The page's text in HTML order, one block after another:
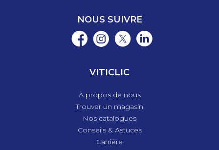
NOUS SUIVRE
VITICLIC
À propos de nous
Trouver un magasin
Nos catalogues
Conseils & Astuces
Carrière